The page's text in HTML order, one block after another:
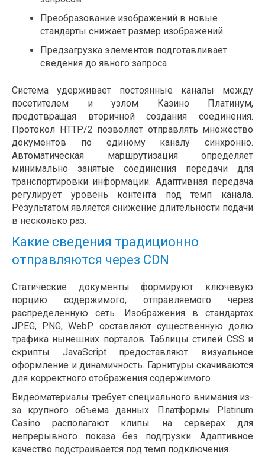
Преобразование изображений в новые
стандарты снижает размер изображений
Предзагрузка элементов подготавливает
сведения до явного запроса
Система удерживает постоянные каналы между
посетителем и узлом Казино Платинум,
предотвращая вторичной создания соединения.
Протокол HTTP/2 позволяет отправлять множество
документов по единому каналу синхронно.
Автоматическая маршрутизация определяет
минимально занятые соединения передачи для
транспортировки информации. Адаптивная передача
регулирует уровень контента под темп канала.
Результатом является снижение длительности подачи
в несколько раз.
Какие сведения традиционно
отправляются через CDN
Статические документы формируют ключевую
порцию содержимого, отправляемого через
распределенную сеть. Изображения в стандартах
JPEG, PNG, WebP составляют существенную долю
трафика нынешних порталов. Таблицы стилей CSS и
скрипты JavaScript предоставляют визуальное
оформление и динамичность. Гарнитуры скачиваются
для корректного отображения содержимого.
Видеоматериалы требует специального внимания из-
за крупного объема данных. Платформы Platinum
Casino располагают клипы на серверах для
непрерывного показа без подгрузки. Адаптивное
качество подстраивается под темп подключения.